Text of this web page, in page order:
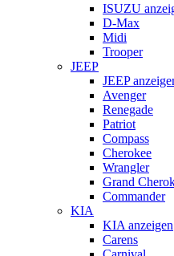
ISUZU
D-Max
Midi
Trooper
JEEP
JEEP
Avenger
Renegade
Patriot
Compass
Cherokee
Wrangler
Grand
Commander
KIA
KIA anzeigen
Carens